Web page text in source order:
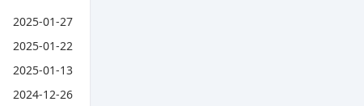
2025-01-27
2025-01-22
2025-01-13
2024-12-26